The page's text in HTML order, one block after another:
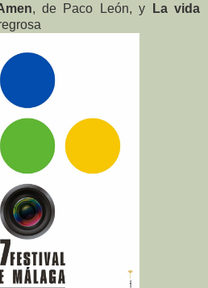
, de Paco León, y
La vida